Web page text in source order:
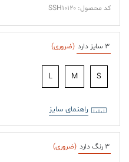
کد محصول: SSH10120
3 سایز دارد (ضروری)
S
M
L
راهنمای سایز
3 رنگ دارد (ضروری)